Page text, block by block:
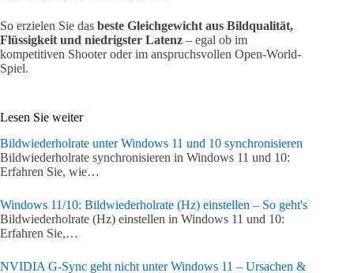
So erzielen Sie das beste Gleichgewicht aus Bildqualität,
Flüssigkeit und niedrigster Latenz – egal ob im
kompetitiven Shooter oder im anspruchsvollen Open-World-
Spiel.
Lesen Sie weiter
Bildwiederholrate unter Windows 11 und 10 synchronisieren
Bildwiederholrate synchronisieren in Windows 11 und 10:
Erfahren Sie, wie…
Windows 11/10: Bildwiederholrate (Hz) einstellen – So geht's
Bildwiederholrate (Hz) einstellen in Windows 11 und 10:
Erfahren Sie,…
NVIDIA G-Sync geht nicht unter Windows 11 – Ursachen &